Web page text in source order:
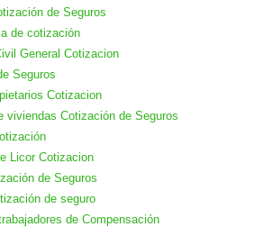
de Seguros
de cotización
General Cotizacion
Seguros
Cotizacion
viviendas Cotización de Seguros
Licor Cotizacion
de Seguros
de seguro
de Compensación